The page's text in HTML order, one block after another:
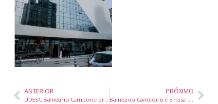
ANTERIOR
UDESC Balneário Camboriú promove inclusão com o Projeto Mancala, que une jogos e culturas africanas e indígenas
PRÓXIMO
Balneário Camboriú e Emasa implantam plataforma digital integrada para modernizar a gestão pública